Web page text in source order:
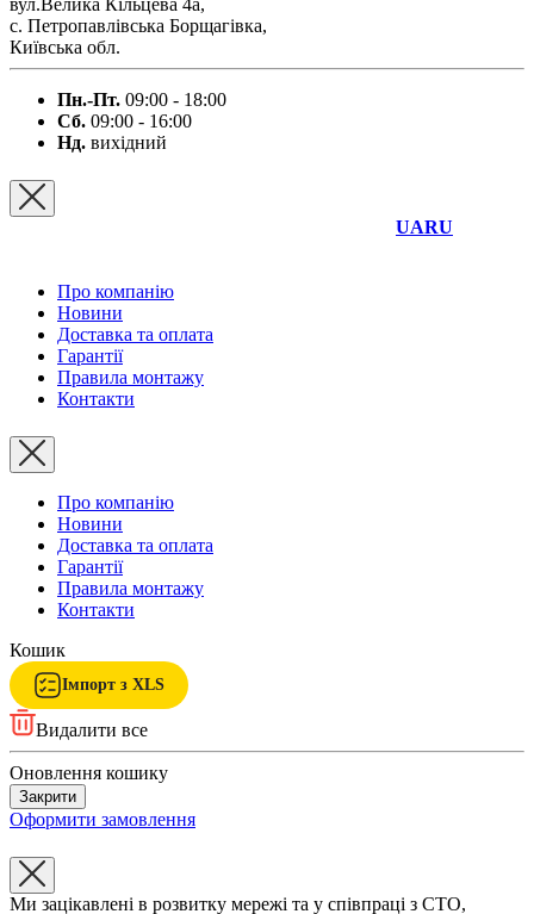
с. Петропавлівська Борщагівка,
Київська обл.
Пн.-Пт. 09:00 - 18:00
Сб. 09:00 - 16:00
Нд. вихідний
RU
UA
Про компанію
Новини
Доставка та оплата
Гарантії
Правила монтажу
Контакти
Про компанію
Новини
Доставка та оплата
Гарантії
Правила монтажу
Контакти
Кошик
Імпорт з XLS
Видалити все
Оновлення кошику
Закрити
Оформити замовлення
Ми зацікавлені в розвитку мережі та у співпраці з СТО,